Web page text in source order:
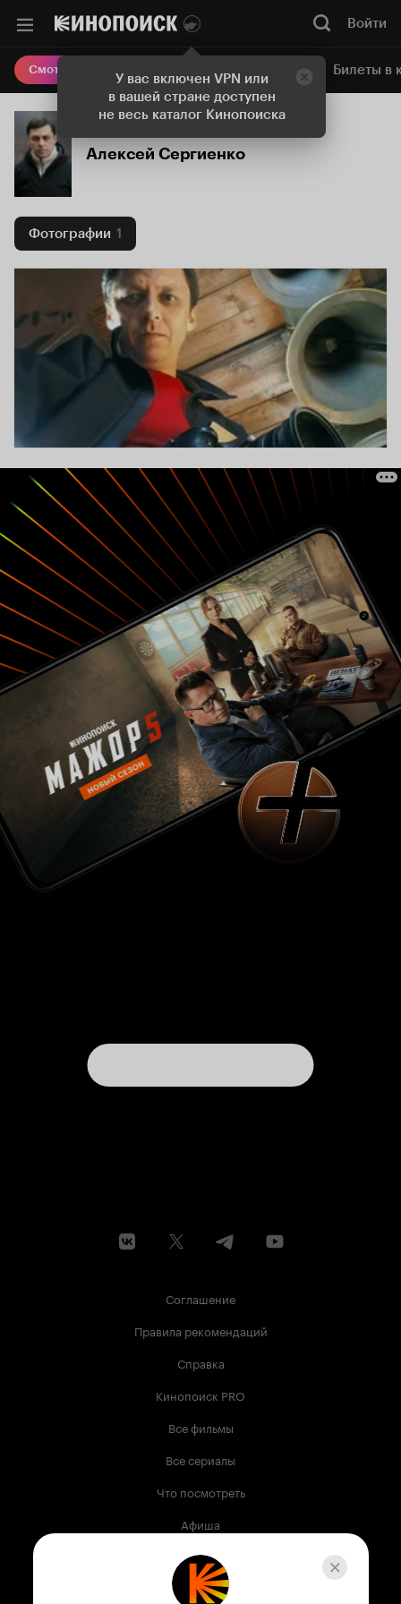
У вас включен VPN или
в вашей стране доступен
не весь каталог Кинопоиска
Войти
Смотреть кино Онлайн-кинотеатр Билеты в
Алексей Сергиенко
Фотографии 1
Соглашение
Правила рекомендаций
Справка
Кинопоиск PRO
Все фильмы
Все сериалы
Что посмотреть
Афиша
Музыка
Телепрограмма